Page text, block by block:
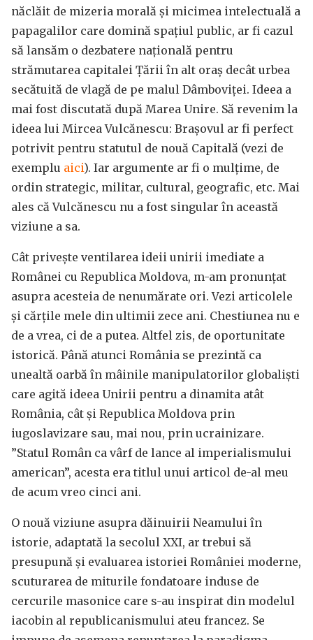
năclăit de mizeria morală și micimea intelectuală a
papagalilor care domină spațiul public, ar fi cazul
să lansăm o dezbatere națională pentru
strămutarea capitalei Țării în alt oraș decât urbea
secătuită de vlagă de pe malul Dâmboviței. Ideea a
mai fost discutată după Marea Unire. Să revenim la
ideea lui Mircea Vulcănescu: Brașovul ar fi perfect
potrivit pentru statutul de nouă Capitală (vezi de
exemplu aici). Iar argumente ar fi o mulțime, de
ordin strategic, militar, cultural, geografic, etc. Mai
ales că Vulcănescu nu a fost singular în această
viziune a sa.
Cât privește ventilarea ideii unirii imediate a
Românei cu Republica Moldova, m-am pronunțat
asupra acesteia de nenumărate ori. Vezi articolele
și cărțile mele din ultimii zece ani. Chestiunea nu e
de a vrea, ci de a putea. Altfel zis, de oportunitate
istorică. Până atunci România se prezintă ca
unealtă oarbă în mâinile manipulatorilor globaliști
care agită ideea Unirii pentru a dinamita atât
România, cât și Republica Moldova prin
iugoslavizare sau, mai nou, prin ucrainizare.
”Statul Român ca vârf de lance al imperialismului
american”, acesta era titlul unui articol de-al meu
de acum vreo cinci ani.
O nouă viziune asupra dăinuirii Neamului în
istorie, adaptată la secolul XXI, ar trebui să
presupună și evaluarea istoriei României moderne,
scuturarea de miturile fondatoare induse de
cercurile masonice care s-au inspirat din modelul
iacobin al republicanismului ateu francez. Se